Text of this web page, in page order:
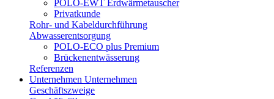
POLO-EWT Erdwärmetauscher
Privatkunde
Rohr- und Kabeldurchführung
Abwasserentsorgung
POLO-ECO plus Premium
Brückenentwässerung
Referenzen
Unternehmen Unternehmen
Geschäftszweige